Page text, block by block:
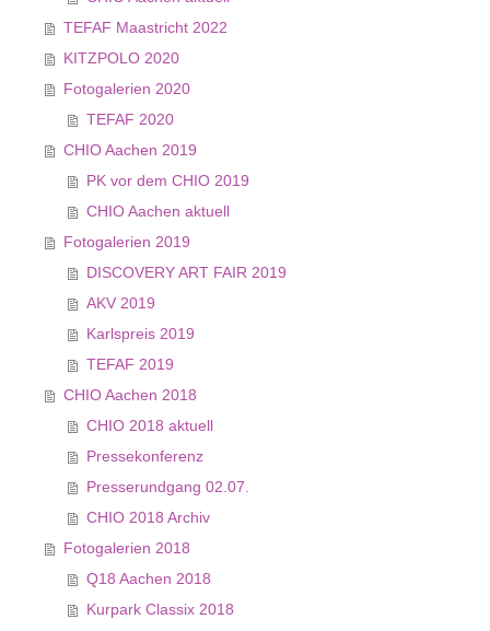
TEFAF Maastricht 2022
KITZPOLO 2020
Fotogalerien 2020
TEFAF 2020
CHIO Aachen 2019
PK vor dem CHIO 2019
CHIO Aachen aktuell
Fotogalerien 2019
DISCOVERY ART FAIR 2019
AKV 2019
Karlspreis 2019
TEFAF 2019
CHIO Aachen 2018
CHIO 2018 aktuell
Pressekonferenz
Presserundgang 02.07.
CHIO 2018 Archiv
Fotogalerien 2018
Q18 Aachen 2018
Kurpark Classix 2018